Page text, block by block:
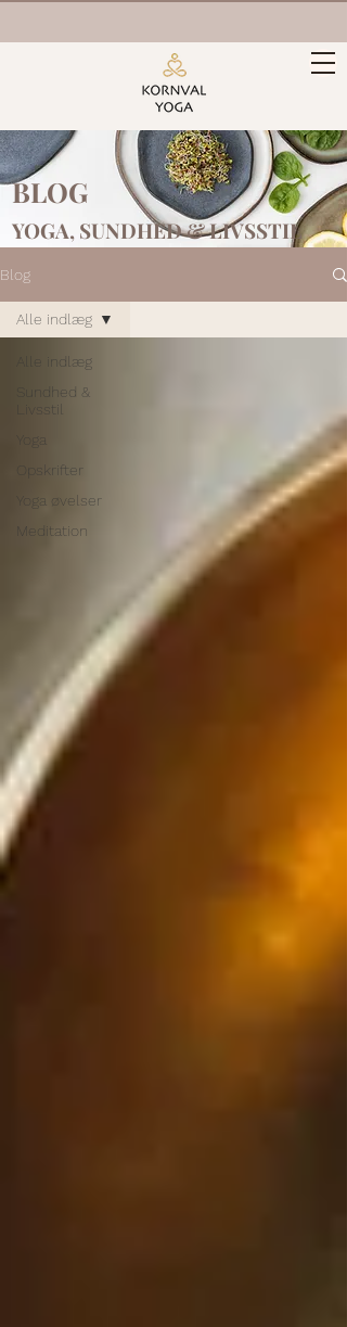
BLOG
YOGA, SUNDHED &LIVSSTIL
Blog
Alle indlæg
Sundhed &
Livsstil
Yoga
Opskrifter
Yoga øvelser
Meditation
Alle indlæg